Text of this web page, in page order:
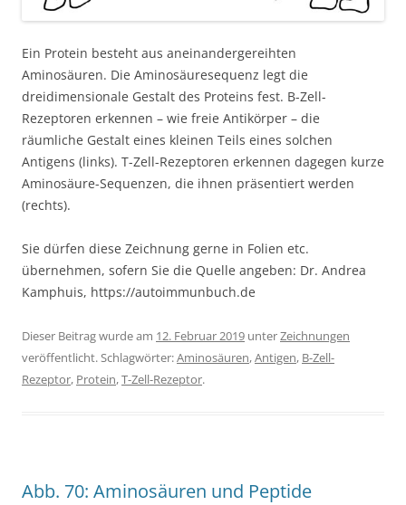
Ein Protein besteht aus aneinandergereihten
Aminosäuren. Die Aminosäuresequenz legt die
dreidimensionale Gestalt des Proteins fest. B-Zell-
Rezeptoren erkennen – wie freie Antikörper – die
räumliche Gestalt eines kleinen Teils eines solchen
Antigens (links). T-Zell-Rezeptoren erkennen dagegen kurze
Aminosäure-Sequenzen, die ihnen präsentiert werden
(rechts).
Sie dürfen diese Zeichnung gerne in Folien etc.
übernehmen, sofern Sie die Quelle angeben: Dr. Andrea
Kamphuis, https://autoimmunbuch.de
Dieser Beitrag wurde am 12. Februar 2019 unterZeichnungen
veröffentlicht. Schlagwörter:Aminosäuren,Antigen, B-Zell-
Rezeptor, Protein,T-Zell-Rezeptor.
Abb. 70: Aminosäuren und Peptide